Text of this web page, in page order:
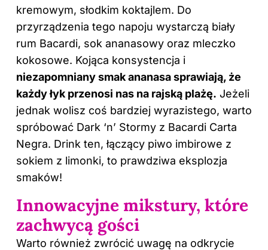
kremowym, słodkim koktajlem. Do
przyrządzenia tego napoju wystarczą biały
rum Bacardi, sok ananasowy oraz mleczko
kokosowe. Kojąca konsystencja i
niezapomniany smak ananasa sprawiają, że
każdy łyk przenosi nas na rajską plażę. Jeżeli
jednak wolisz coś bardziej wyrazistego, warto
spróbować Dark ‘n’ Stormy z Bacardi Carta
Negra. Drink ten, łączący piwo imbirowe z
sokiem z limonki, to prawdziwa eksplozja
smaków!
Innowacyjne mikstury, które
zachwycą gości
Warto również zwrócić uwagę na odkrycie